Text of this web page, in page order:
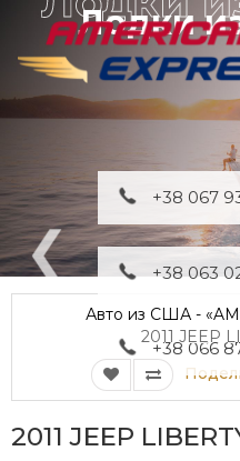
Лодки
+38 067
+38 063
+38 066
Авто из США -
2011 JEEP
2011 JEEP